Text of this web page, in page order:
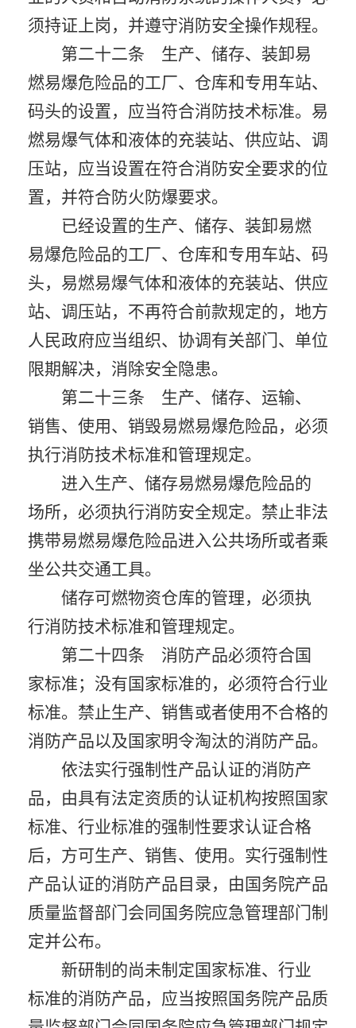
须持证上岗，并遵守消防安全操作规程。
第二十二条 生产、储存、装卸易
燃易爆危险品的工厂、仓库和专用车站、
码头的设置，应当符合消防技术标准。易
燃易爆气体和液体的充装站、供应站、调
压站，应当设置在符合消防安全要求的位
置，并符合防火防爆要求。
已经设置的生产、储存、装卸易燃
易爆危险品的工厂、仓库和专用车站、码
头，易燃易爆气体和液体的充装站、供应
站、调压站，不再符合前款规定的，地方
人民政府应当组织、协调有关部门、单位
限期解决，消除安全隐患。
第二十三条 生产、储存、运输、
销售、使用、销毁易燃易爆危险品，必须
执行消防技术标准和管理规定。
进入生产、储存易燃易爆危险品的
场所，必须执行消防安全规定。禁止非法
携带易燃易爆危险品进入公共场所或者乘
坐公共交通工具。
储存可燃物资仓库的管理，必须执
行消防技术标准和管理规定。
第二十四条 消防产品必须符合国
家标准；没有国家标准的，必须符合行业
标准。禁止生产、销售或者使用不合格的
消防产品以及国家明令淘汰的消防产品。
依法实行强制性产品认证的消防产
品，由具有法定资质的认证机构按照国家
标准、行业标准的强制性要求认证合格
后，方可生产、销售、使用。实行强制性
产品认证的消防产品目录，由国务院产品
质量监督部门会同国务院应急管理部门制
定并公布。
新研制的尚未制定国家标准、行业
标准的消防产品，应当按照国务院产品质